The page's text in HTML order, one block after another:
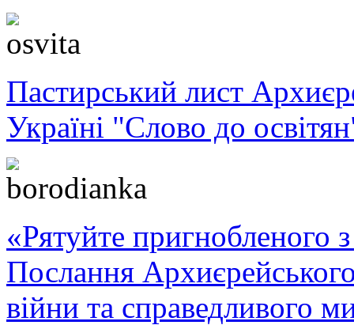
Пастирський лист
Україні "Слово до
«Рятуйте пригнобленого
Послання
війни та справедливого